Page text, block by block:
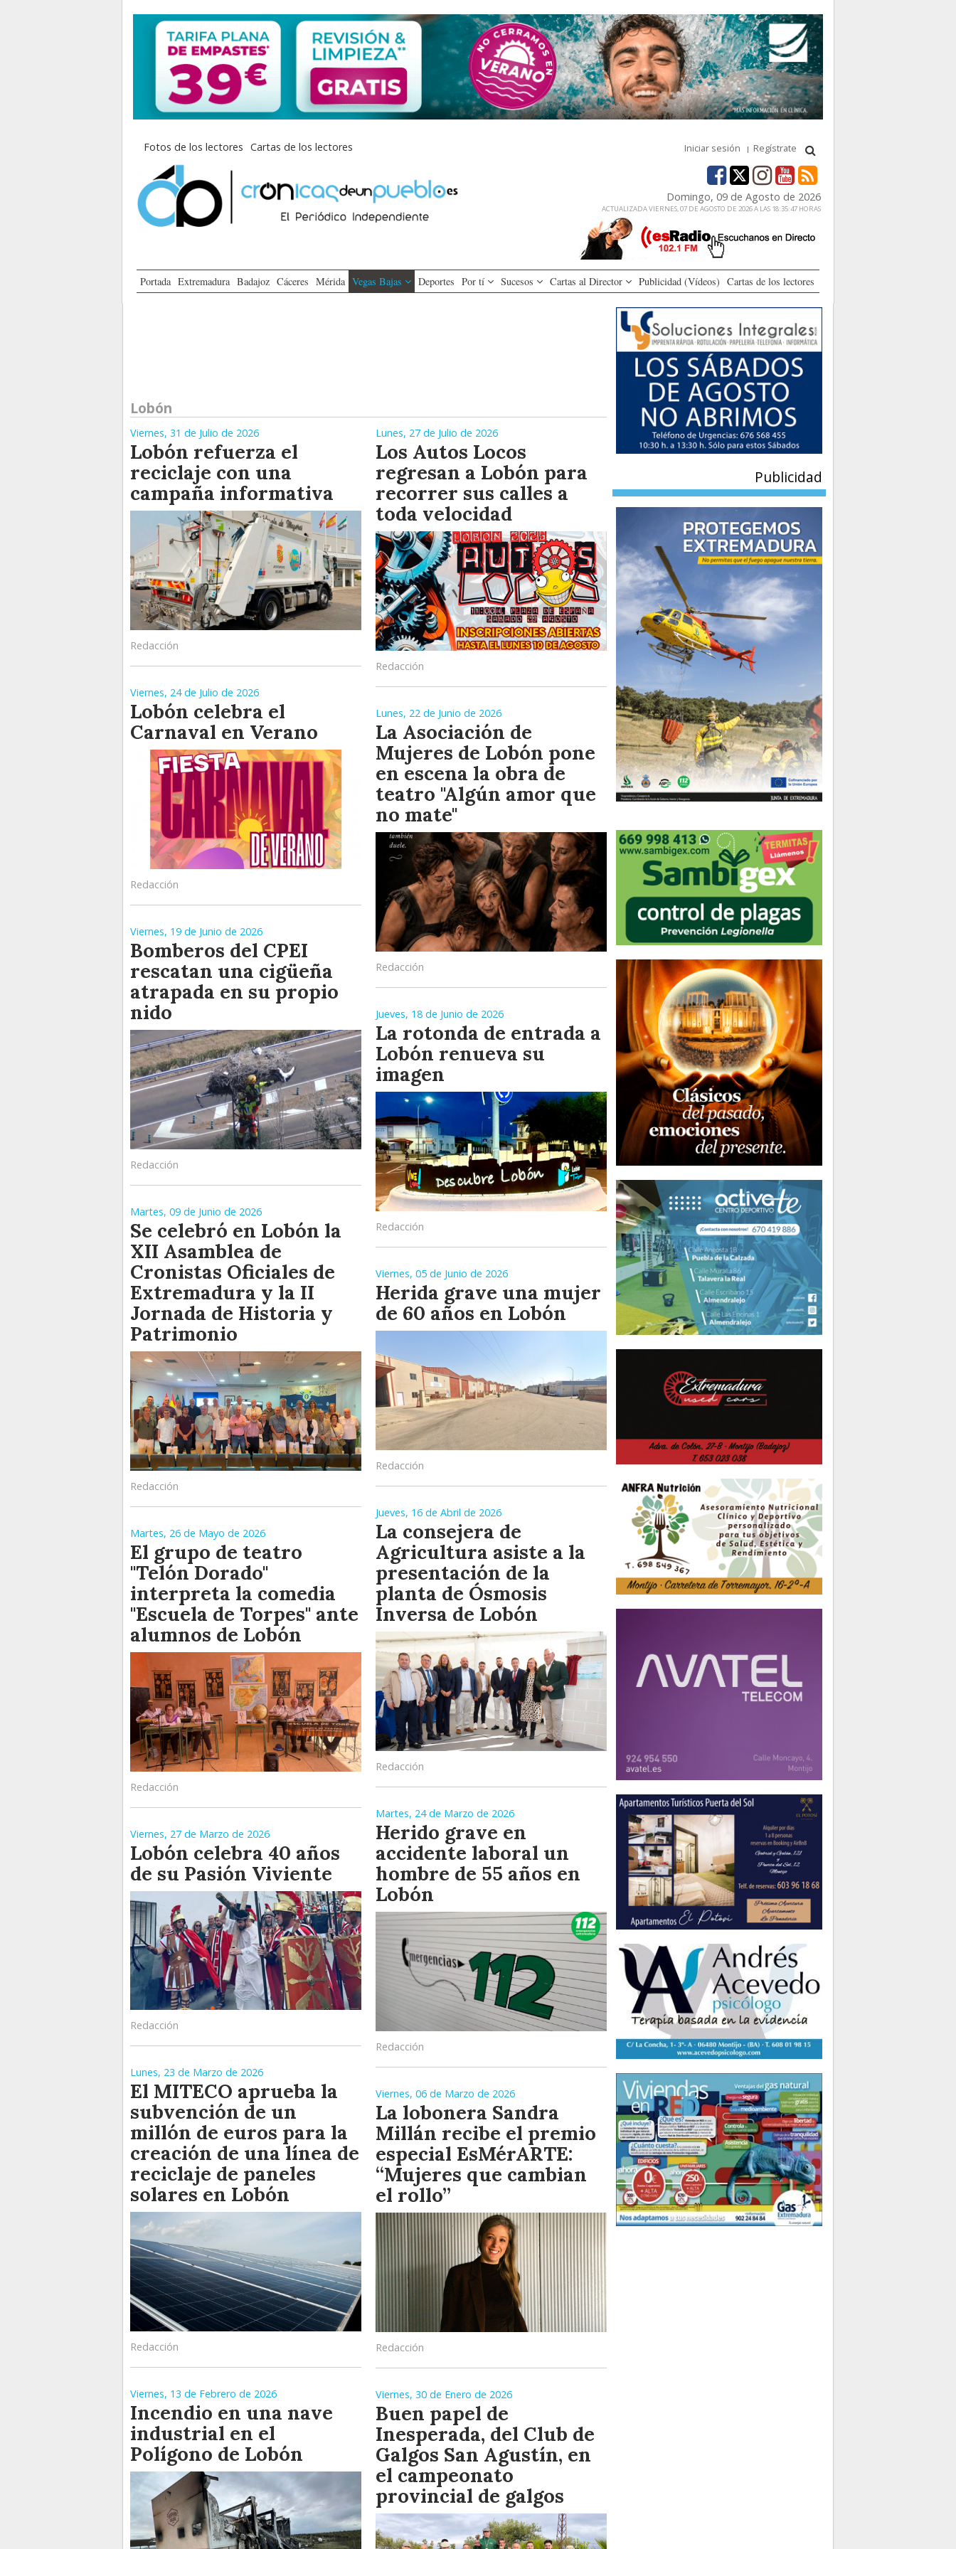
Fotos de los lectores Cartas de los lectores Iniciar sesión Regístrate
Domingo, 09 de Agosto de 2026
ACTUALIZADA VIERNES, 07 DE AGOSTO DE 2026 A LAS 18:35:47 HORAS
Portada Extremadura Badajoz Cáceres Mérida Vegas Bajas Deportes Por tí Sucesos Cartas al Director Publicidad (Vídeos) Cartas de los lectores
Lobón
Viernes, 31 de Julio de 2026
Lobón refuerza el
reciclaje con una
campaña informativa
Redacción
Viernes, 24 de Julio de 2026
Lobón celebra el
Carnaval en Verano
Redacción
Viernes, 19 de Junio de 2026
Bomberos del CPEI
rescatan una cigüeña
atrapada en su propio
nido
Redacción
Martes, 09 de Junio de 2026
Se celebró en Lobón la
XII Asamblea de
Cronistas Oficiales de
Extremadura y la II
Jornada de Historia y
Patrimonio
Redacción
Martes, 26 de Mayo de 2026
El grupo de teatro
"Telón Dorado"
interpreta la comedia
"Escuela de Torpes" ante
alumnos de Lobón
Redacción
Viernes, 27 de Marzo de 2026
Lobón celebra 40 años
de su Pasión Viviente
Redacción
Lunes, 23 de Marzo de 2026
El MITECO aprueba la
subvención de un
millón de euros para la
creación de una línea de
reciclaje de paneles
solares en Lobón
Redacción
Viernes, 13 de Febrero de 2026
Incendio en una nave
industrial en el
Polígono de Lobón
Lunes, 27 de Julio de 2026
Los Autos Locos
regresan a Lobón para
recorrer sus calles a
toda velocidad
Redacción
Lunes, 22 de Junio de 2026
La Asociación de
Mujeres de Lobón pone
en escena la obra de
teatro "Algún amor que
no mate"
Redacción
Jueves, 18 de Junio de 2026
La rotonda de entrada a
Lobón renueva su
imagen
Redacción
Viernes, 05 de Junio de 2026
Herida grave una mujer
de 60 años en Lobón
Redacción
Jueves, 16 de Abril de 2026
La consejera de
Agricultura asiste a la
presentación de la
planta de Ósmosis
Inversa de Lobón
Redacción
Martes, 24 de Marzo de 2026
Herido grave en
accidente laboral un
hombre de 55 años en
Lobón
Redacción
Viernes, 06 de Marzo de 2026
La lobonera Sandra
Millán recibe el premio
especial EsMérARTE:
“Mujeres que cambian
el rollo”
Redacción
Viernes, 30 de Enero de 2026
Buen papel de
Inesperada, del Club de
Galgos San Agustín, en
el campeonato
provincial de galgos
Publicidad